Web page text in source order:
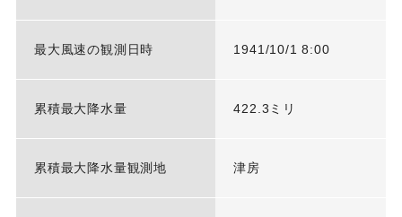
最大風速の観測日時 1941/10/1 8:00
累積最大降水量 422.3ミリ
累積最大降水量観測地 津房